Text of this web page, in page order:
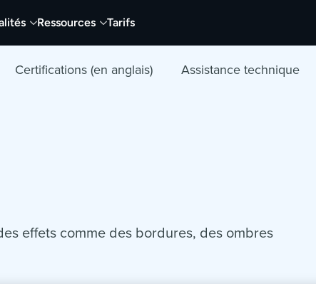
Ressources Tarifs
Certifications (en anglais) Assistance technique
effets comme des bordures, des ombres